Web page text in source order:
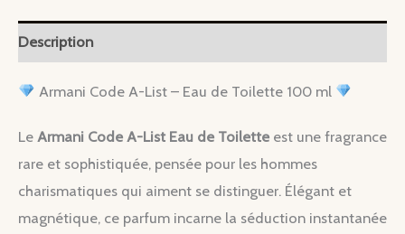
–
Eau
de
100
ml
Description
Armani Code A-List – Eau de Toilette 100 ml
Le Armani Code A-List Eau de Toilette est une fragrance
rare et sophistiquée, pensée pour les hommes
charismatiques qui aiment se distinguer. Élégant et
magnétique, ce parfum incarne la séduction instantanée